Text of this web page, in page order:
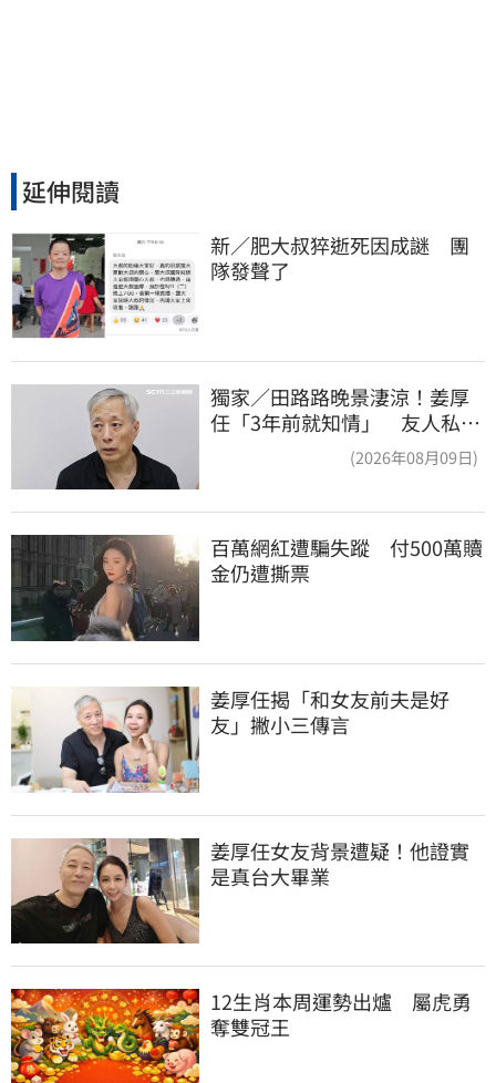
延伸閱讀
新／肥大叔猝逝死因成謎　團
隊發聲了
獨家／田路路晚景淒涼！姜厚
任「3年前就知情」 友人私下
(2026年08月09日)
百萬網紅遭騙失蹤　付500萬贖
金仍遭撕票
姜厚任揭「和女友前夫是好
友」撇小三傳言
姜厚任女友背景遭疑！他證實
是真台大畢業
12生肖本周運勢出爐　屬虎勇
奪雙冠王